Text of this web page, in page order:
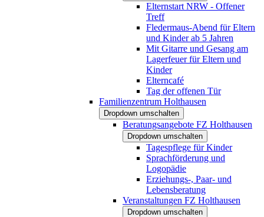
Elternstart NRW - Offener
Treff
Fledermaus-Abend für Eltern
und Kinder ab 5 Jahren
Mit Gitarre und Gesang am
Lagerfeuer für Eltern und
Kinder
Elterncafé
Tag der offenen Tür
Familienzentrum Holthausen
Dropdown umschalten
Beratungsangebote FZ Holthausen
Dropdown umschalten
Tagespflege für Kinder
Sprachförderung und
Logopädie
Erziehungs-, Paar- und
Lebensberatung
Veranstaltungen FZ Holthausen
Dropdown umschalten